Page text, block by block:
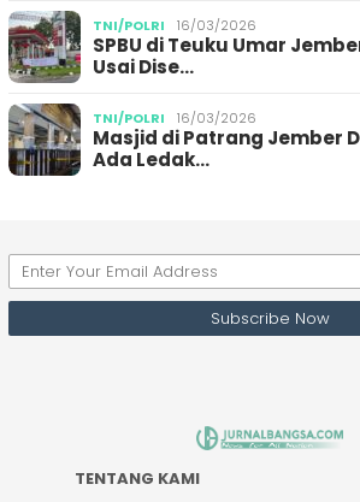
TNI/POLRI 16/03/2026
SPBU di Teuku Umar
Usai Dise…
TNI/POLRI 16/03/2026
Masjid di Patrang Jember
Ada Ledak…
TENTANG KAMI